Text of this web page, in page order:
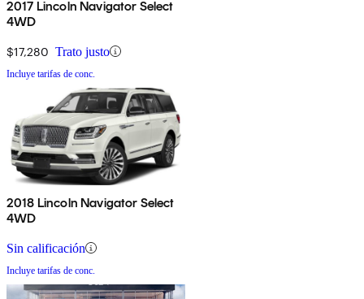
2017 Lincoln Navigator Select
4WD
$17,280 Trato justo
Incluye tarifas de conc.
2018 Lincoln Navigator Select
4WD
Sin calificación
Incluye tarifas de conc.